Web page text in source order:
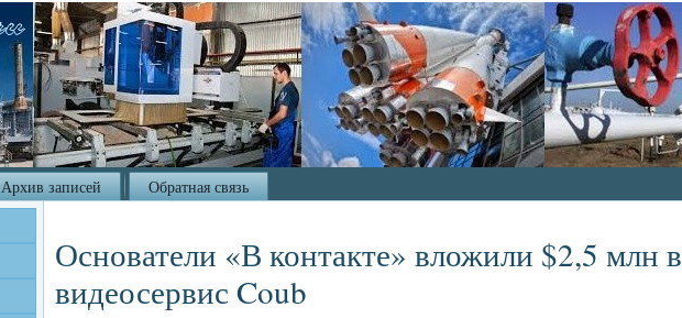
Архив записей Обратная связь
Основатели «В контакте» вложили $2,5 млн в
видеосервис Coub